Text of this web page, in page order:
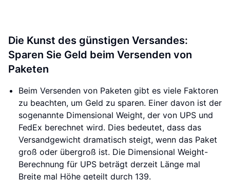
Die Kunst des günstigen Versandes:
Sparen Sie Geld beim Versenden von
Paketen
Beim Versenden von Paketen gibt es viele Faktoren
zu beachten, um Geld zu sparen. Einer davon ist der
sogenannte Dimensional Weight, der von UPS und
FedEx berechnet wird. Dies bedeutet, dass das
Versandgewicht dramatisch steigt, wenn das Paket
groß oder übergroß ist. Die Dimensional Weight-
Berechnung für UPS beträgt derzeit Länge mal
Breite mal Höhe geteilt durch 139.